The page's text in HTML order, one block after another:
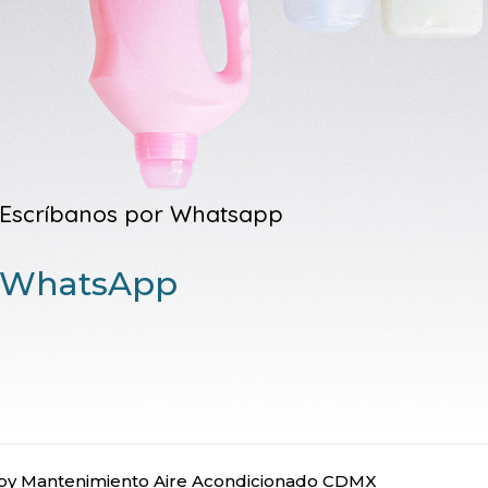
Escríbanos por Whatsapp
WhatsApp
Mantenimiento Aire Acondicionado CDMX